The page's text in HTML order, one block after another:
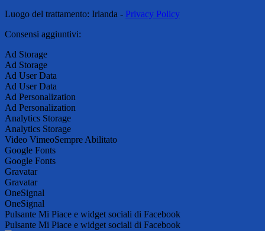
Luogo del trattamento: Irlanda - Privacy Policy
Consensi aggiuntivi:
Ad Storage
Ad Storage
Ad User Data
Ad User Data
Ad Personalization
Ad Personalization
Analytics Storage
Analytics Storage
Video VimeoSempre Abilitato
Google Fonts
Google Fonts
Gravatar
Gravatar
OneSignal
OneSignal
Pulsante Mi Piace e widget sociali di Facebook
Pulsante Mi Piace e widget sociali di Facebook